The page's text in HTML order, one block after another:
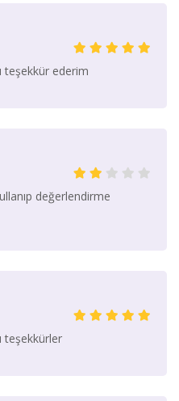
teşekkür ederim
değerlendirme
teşekkürler